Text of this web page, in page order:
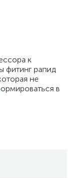
к
фитинг рапид
не
в